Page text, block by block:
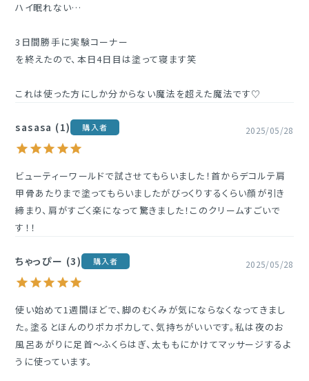
ハイ眠れない…
3日間勝手に実験コーナー
を終えたので、本日4日目は塗って寝ます笑
これは使った方にしか分からない魔法を超えた魔法です♡
sasasa 1 購入者 2025/05/28
ビューティーワールドで試させてもらいました！首からデコルテ肩
甲骨あたりまで塗ってもらいましたがびっくりするくらい顔が引き
締まり、肩がすごく楽になって驚きました！このクリームすごいで
す！！
ちゃっぴー 3 購入者 2025/05/28
使い始めて1週間ほどで、脚のむくみが気にならなくなってきまし
た。塗るとほんのりポカポカして、気持ちがいいです。私は夜のお
風呂あがりに足首〜ふくらはぎ、太ももにかけてマッサージするよ
うに使っています。